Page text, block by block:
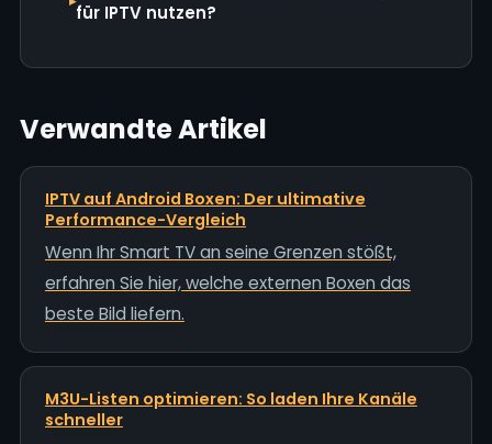
für IPTV nutzen?
Verwandte Artikel
IPTV auf Android Boxen: Der ultimative
Performance-Vergleich
Wenn Ihr Smart TV an seine Grenzen stößt,
erfahren Sie hier, welche externen Boxen das
beste Bild liefern.
M3U-Listen optimieren: So laden Ihre Kanäle
schneller